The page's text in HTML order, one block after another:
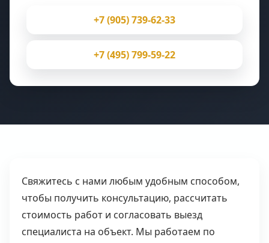
+7 (905) 739-62-33
+7 (495) 799-59-22
Свяжитесь с нами любым удобным способом,
чтобы получить консультацию, рассчитать
стоимость работ и согласовать выезд
специалиста на объект. Мы работаем по